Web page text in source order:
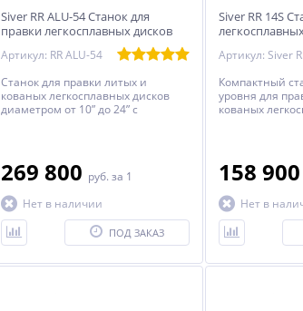
Siver RR ALU-54 Станок для
правки легкосплавных дисков
Артикул: RR ALU-54
Станок для правки литых и
кованых легкосплавных дисков
диаметром от 10” до 24” с
импортного производства.
269 800 руб. за 1
Нет в наличии
ПОД ЗАКАЗ
Siver RR 14S
Артикул: Siver
Компактный
уровня для
кованых
158 900
Нет в